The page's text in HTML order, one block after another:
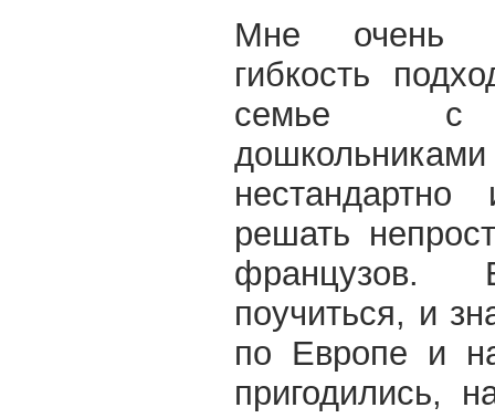
Мне очень
гибкость
семье с
нестандартно
решать
французов.
поучиться, и
по Европе и
пригодились,